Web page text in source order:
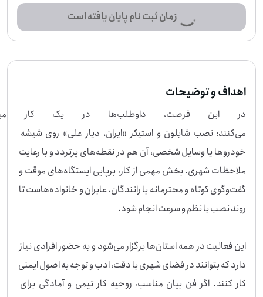
ه با رانندگان، عابران و خانواده‌هاست تا روند نصب با نظم و سرعت انجام شود. این فعال
یت در همه استان‌ها برگزار می‌شود و به حضور افرادی نیاز دارد که بتوانند در فضای شهر
ی با دقت، ادب و توجه به اصول ایمنی کار کنند. اگر فن بیان مناسب، روحیه کار تیمی و آم
ادگی برای فعالیت در فضای عمومی را دارید، می‌توانید در اجرای این پویش تازه نفس ن
زمان ثبت نام پایان یافته است
اهداف و توضیحات
در این فرصت، داوطلب‌ها
می‌کنند: نصب شابلون و استیکر «ایران، دیار علی» روی شیشه
خودروها یا وسایل شخصی، آن هم در نقطه‌های پرتردد و با رعایت
ملاحظات شهری. بخش مهمی از کار، برپایی ایستگاه‌های موقت و
گفت‌وگوی کوتاه و محترمانه با رانندگان، عابران و خانواده‌هاست تا
این فعالیت در همه استان‌ها برگزار می‌شود و به حضور افرادی نیاز
دارد که بتوانند در فضای شهری با دقت، ادب و توجه به اصول ایمنی
کار کنند. اگر فن بیان مناسب، روحیه کار تیمی و آمادگی برای